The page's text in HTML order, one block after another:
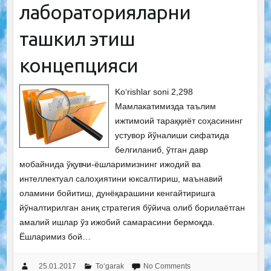
лабораторияларни
ташкил этиш
концепцияси
Ko‘rishlar soni 2,298
Мамлакатимизда таълим
ижтимоий тараққиёт соҳасининг
устувор йўналиши сифатида
белгиланиб, ўтган давр
мобайнида ўқувчи-ёшларимизнинг ижодий ва
интеллектуал салоҳиятини юксалтириш, маънавий
оламини бойитиш, дунёқарашини кенгайтиришга
йўналтирилган аниқ стратегия бўйича олиб борилаётган
амалий ишлар ўз ижобий самарасини бермоқда.
Ёшларимиз бой…
25.01.2017 To‘garak No Comments